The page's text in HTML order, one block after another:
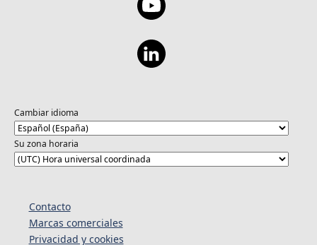
Cambiar idioma
Su zona horaria
Contacto
Marcas comerciales
Privacidad y cookies